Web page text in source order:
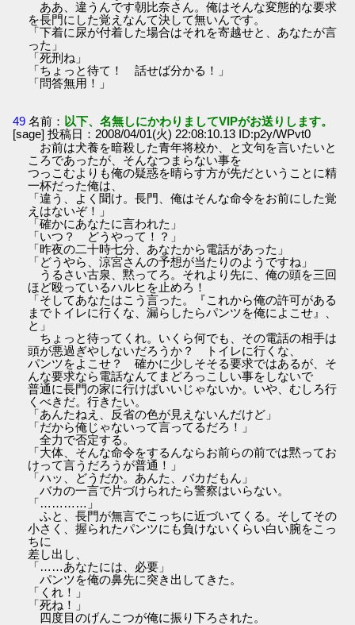
ああ、違うんです朝比奈さん。俺はそんな変態的な要求
を長門にした覚えなんて決して無いんです。
「下着に尿が付着した場合はそれを寄越せと、あなたが言
った」
「死刑ね」
「ちょっと待て！ 話せば分かる！」
「問答無用！」
49 名前： 以下、名無しにかわりましてVIPがお送りします。
[sage] 投稿日：2008/04/01(火) 22:08:10.13 ID:p2y/WPvt0
お前は犬養を暗殺した青年将校か、と文句を言いたいと
ころであったが、そんなつまらない事を
つっこむよりも俺の疑惑を晴らす方が先だということに精
一杯だった俺は、
「違う、よく聞け。長門、俺はそんな命令をお前にした覚
えはないぞ！」
「確かにあなたに言われた」
「いつ？ どうやって！？」
「昨夜の二十時七分、あなたから電話があった」
「どうやら、涼宮さんの予想が当たりのようですね」
うるさい古泉、黙ってろ。それより先に、俺の頭を三回
ほど殴っているハルヒを止めろ！
「そしてあなたはこう言った。『これから俺の許可がある
までトイレに行くな、漏らしたらパンツを俺によこせ』、
と」
ちょっと待ってくれ。いくら何でも、その電話の相手は
頭が悪過ぎやしないだろうか？ トイレに行くな、
パンツをよこせ？ 確かに少しそそる要求ではあるが、そ
んな要求なら電話なんてまどろっこしい事をしないで
普通に長門の家に行けばいいじゃないか。いや、むしろ行
くべきだ。行きたい。
「あんたねえ、反省の色が見えないんだけど」
「だから俺じゃないって言ってるだろ！」
全力で否定する。
「大体、そんな命令をするんならお前らの前では黙ってお
けって言うだろうが普通！」
「ハッ、どうだか。あんた、バカだもん」
バカの一言で片づけられたら警察はいらない。
「…………」
ふと、長門が無言でこっちに近づいてくる。そしてその
小さく、握られたパンツにも負けないくらい白い腕をこっ
ちに
差し出し、
「……あなたには、必要」
パンツを俺の鼻先に突き出してきた。
「くれ！」
「死ね！」
四度目のげんこつが俺に振り下ろされた。